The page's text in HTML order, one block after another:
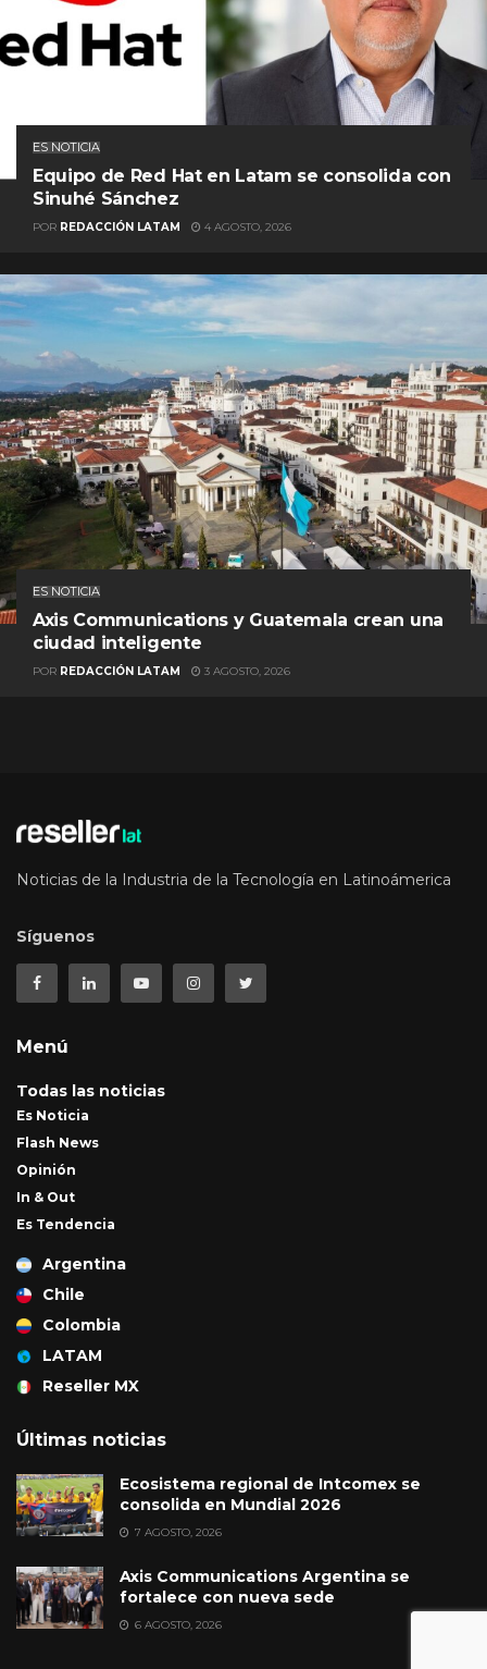
ES NOTICIA
Equipo de Red Hat en Latam se consolida con
Sinuhé Sánchez
POR REDACCIÓN LATAM 4 AGOSTO, 2026
ES NOTICIA
Axis Communications y Guatemala crean una
ciudad inteligente
POR REDACCIÓN LATAM 3 AGOSTO, 2026
Noticias de la Industria de la Tecnología en Latinoámerica
Síguenos
Menú
Todas las noticias
Es Noticia
Flash News
Opinión
In & Out
Es Tendencia
Argentina
Chile
Colombia
LATAM
Reseller MX
Últimas noticias
Ecosistema regional de Intcomex se
consolida en Mundial 2026
7 AGOSTO, 2026
Axis Communications Argentina se
fortalece con nueva sede
6 AGOSTO, 2026